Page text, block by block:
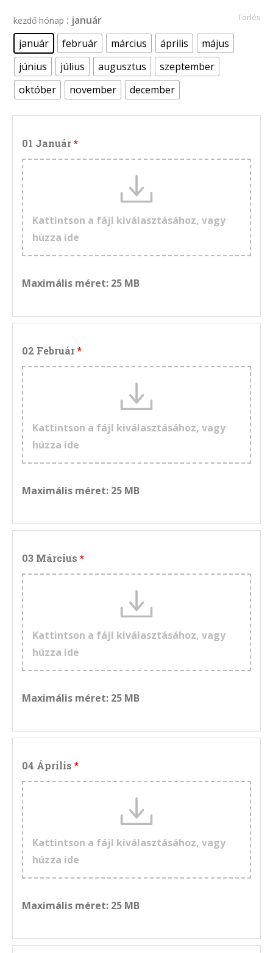
kezdő hónap : január
január
február március április
május
június
július augusztus
szeptember
október
november december
Törlés
01 Január
Kattintson a fájl kiválasztásához, vagy
húzza ide
Maximális méret: 25 MB
02 Február
Kattintson a fájl kiválasztásához, vagy
húzza ide
Maximális méret: 25 MB
03 Március
Kattintson a fájl kiválasztásához, vagy
húzza ide
Maximális méret: 25 MB
04 Április
Kattintson a fájl kiválasztásához, vagy
húzza ide
Maximális méret: 25 MB